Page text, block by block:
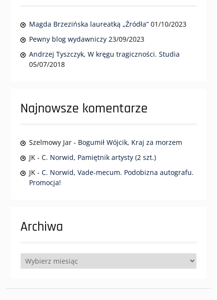
Magda Brzezińska laureatką „Źródła” 01/10/2023
Pewny blog wydawniczy 23/09/2023
Andrzej Tyszczyk, W kręgu tragiczności. Studia
05/07/2018
Najnowsze komentarze
Szelmowy Jar- Bogumił Wójcik, Kraj za morzem
JK- C. Norwid, Pamiętnik artysty (2 szt.)
JK- C. Norwid, Vade-mecum. Podobizna autografu.
Promocja!
Archiwa
Archiwa